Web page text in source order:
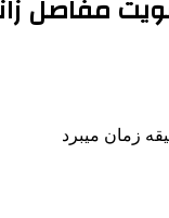
تقویت مفاصل